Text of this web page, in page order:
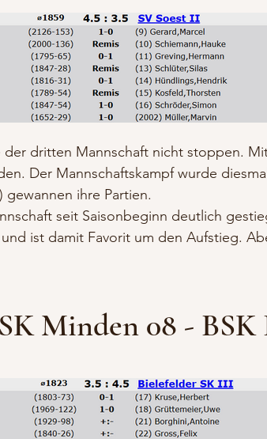
dritten Mannschaft nicht stoppen.
Der Mannschaftskampf wurde
gewannen ihre Partien.
seit Saisonbeginn deutlich
ist damit Favorit um den Aufstieg.
Minden 08 - BSK